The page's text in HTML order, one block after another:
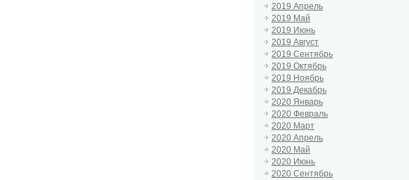
2019 Апрель
2019 Май
2019 Июнь
2019 Август
2019 Сентябрь
2019 Октябрь
2019 Ноябрь
2019 Декабрь
2020 Январь
2020 Февраль
2020 Март
2020 Апрель
2020 Май
2020 Июнь
2020 Сентябрь